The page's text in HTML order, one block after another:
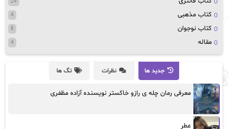
کتاب مذهبی 4
کتاب نوجوان 8
مقاله 4
جدید ها نظرات تگ ها
معرفی رمان چله ی رازو خاکستر نویسنده آزاده مظفری
عطر